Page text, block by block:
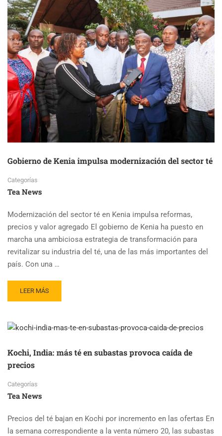
REFORMAS
CLAVE
PARA
SU
INDUSTRIA
DEL
TÉ
Gobierno de Kenia impulsa modernización del sector té
Categorías
Tea News
Modernización del sector té en Kenia impulsa reformas,
precios y valor agregado El gobierno de Kenia ha puesto en
marcha una ambiciosa estrategia de transformación para
revitalizar su industria del té, una de las más importantes del
país. Con una …
READ
MORE
DE
IMPULSA
MODERNIZACIÓN
DEL
SECTOR
TÉ
LEER MÁS
Kochi, India: más té en subastas provoca caída de
precios
Categorías
Tea News
Precios del té bajan en Kochi por incremento en las ofertas En
la semana correspondiente a la venta número 20, las subastas